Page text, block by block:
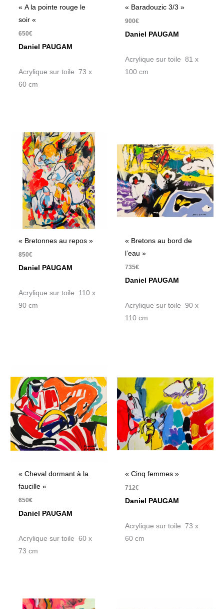
« A la pointe rouge le
soir «
650€
Daniel PAUGAM
Acrylique sur toile 73 x
60 cm
« Baradouzic 3/3 »
900€
Daniel PAUGAM
Acrylique sur toile 81 x
100 cm
« Bretonnes au repos »
850€
Daniel PAUGAM
Acrylique sur toile 110 x
90 cm
« Bretons au bord de
l’eau »
735€
Daniel PAUGAM
Acrylique sur toile 90 x
110 cm
« Cheval dormant à la
faucille «
650€
Daniel PAUGAM
Acrylique sur toile 60 x
73 cm
« Cinq femmes »
712€
Daniel PAUGAM
Acrylique sur toile 73 x
60 cm